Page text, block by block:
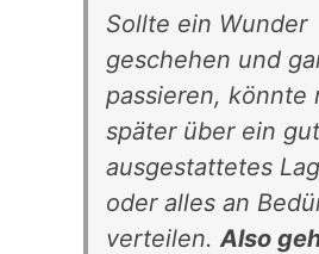
Sollte ein Wunder
geschehen und
passieren, könnte
später über ein gut
ausgestattetes
oder alles an
verteilen.Also